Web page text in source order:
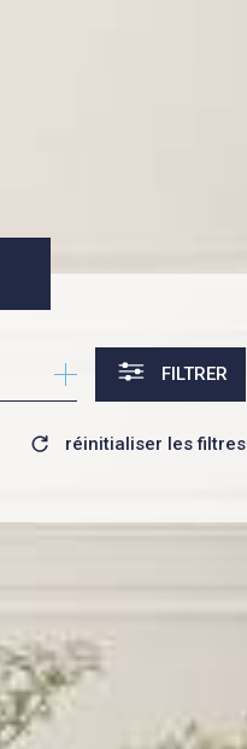
FILTRER
réinitialiser les filtres